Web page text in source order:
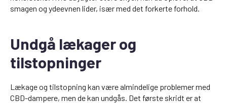
smagen og ydeevnen lider, især med det forkerte forhold.
Undgå lækager og
tilstopninger
Lækage og tilstopning kan være almindelige problemer med
CBD-dampere, men de kan undgås. Det første skridt er at